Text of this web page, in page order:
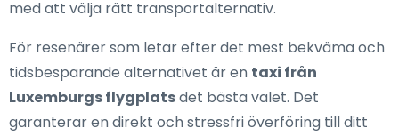
med att välja rätt transportalternativ.
För resenärer som letar efter det mest bekväma och
tidsbesparande alternativet är en taxi från
Luxemburgs flygplatsdet bästa valet. Det
garanterar en direkt och stressfri överföring till ditt